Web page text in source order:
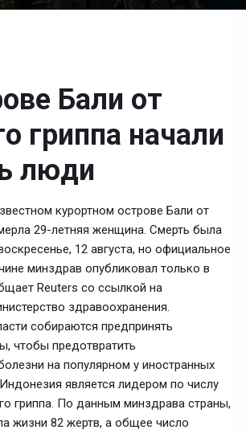
Бали от
гриппа начали
люди
курортном острове Бали от
29-летняя женщина. Смерть была
12 августа, но официальное
минздрав опубликовал только в
Reuters со ссылкой на
здравоохранения.
собираются предпринять
чтобы предотвратить
на популярном у иностранных
Индонезия является лидером по числу
гриппа. По данным минздрава страны,
жизни 82 жертв, а общее число